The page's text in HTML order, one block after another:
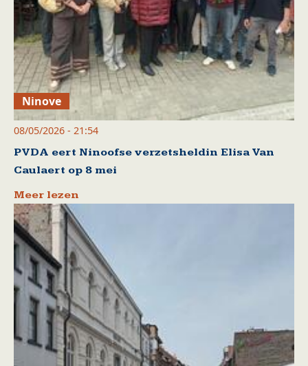
Ninove
08/05/2026 - 21:54
PVDA eert Ninoofse verzetsheldin Elisa Van
Caulaert op 8 mei
Meer lezen